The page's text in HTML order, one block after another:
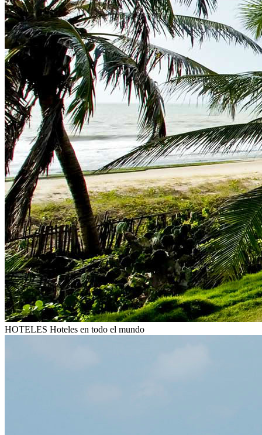
HOTELES Hoteles en todo el mundo